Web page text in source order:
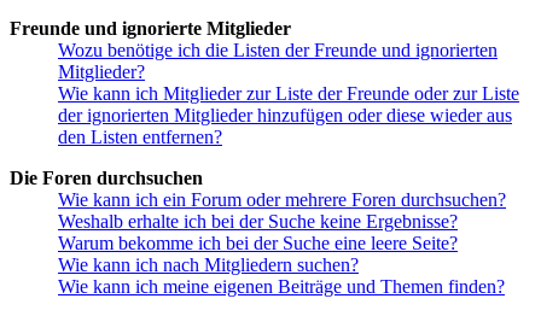
Freunde und ignorierte Mitglieder
Wozu benötige ich die Listen der Freunde und ignorierten
Mitglieder?
Wie kann ich Mitglieder zur Liste der Freunde oder zur Liste
der ignorierten Mitglieder hinzufügen oder diese wieder aus
den Listen entfernen?
Die Foren durchsuchen
Wie kann ich ein Forum oder mehrere Foren durchsuchen?
Weshalb erhalte ich bei der Suche keine Ergebnisse?
Warum bekomme ich bei der Suche eine leere Seite?
Wie kann ich nach Mitgliedern suchen?
Wie kann ich meine eigenen Beiträge und Themen finden?